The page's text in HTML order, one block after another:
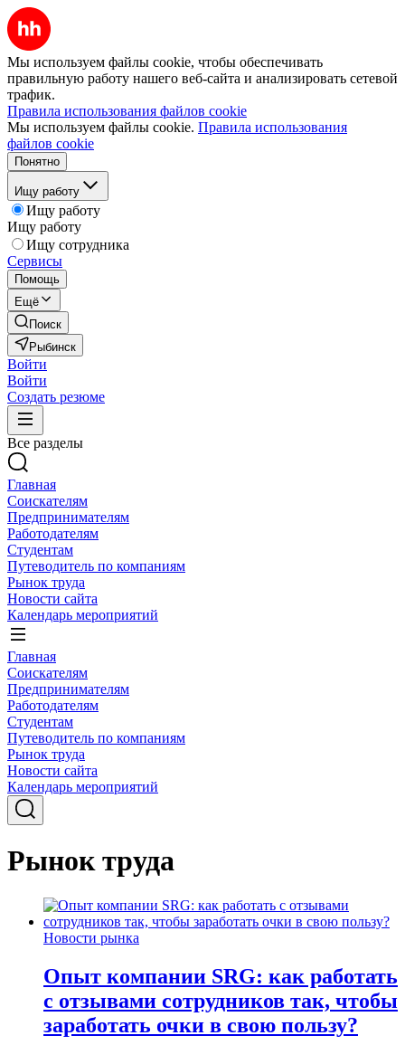
Мы используем файлы cookie, чтобы обеспечивать
правильную работу нашего веб-сайта и анализировать сетевой
трафик.
Правила использования файлов cookie
Мы используем файлы cookie. Правила использования
файлов cookie
Понятно
Ищу работу
Ищу работу
Ищу работу
Ищу сотрудника
Сервисы
Помощь
Ещё
Поиск
Рыбинск
Войти
Войти
Создать резюме
Все разделы
Главная
Соискателям
Предпринимателям
Работодателям
Студентам
Путеводитель по компаниям
Рынок труда
Новости сайта
Календарь мероприятий
Главная
Соискателям
Предпринимателям
Работодателям
Студентам
Путеводитель по компаниям
Рынок труда
Новости сайта
Календарь мероприятий
Рынок труда
Новости рынка
Опыт компании SRG: как работать
с отзывами сотрудников так, чтобы
заработать очки в свою пользу?